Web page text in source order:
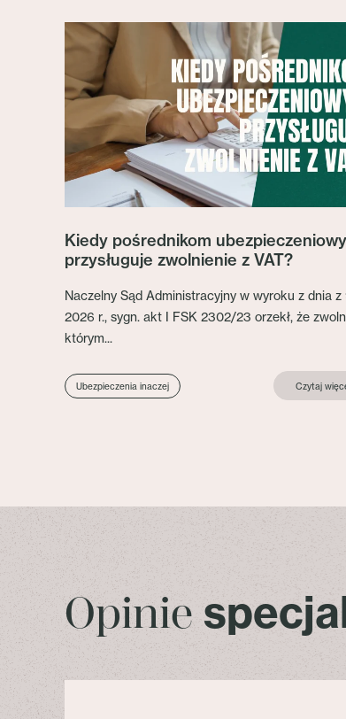
Kiedy pośrednikom
przysługuje zwolnienie z VAT?
Naczelny Sąd Administracyjny w wyroku z dnia z
2026 r., sygn. akt I FSK 2302/23 orzekł, że
którym...
Ubezpieczenia inaczej Czytaj
Opinie